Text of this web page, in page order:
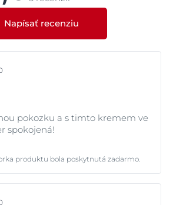
pokožky.
Napísať recenziu
pokozku a s timto kremem ve
spokojená!
produktu bola poskytnutá zadarmo.